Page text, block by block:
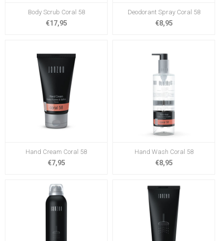
Body Scrub Coral 58
€17,95
Deodorant Spray Coral 58
€8,95
Hand Cream Coral 58
€7,95
Hand Wash Coral 58
€8,95